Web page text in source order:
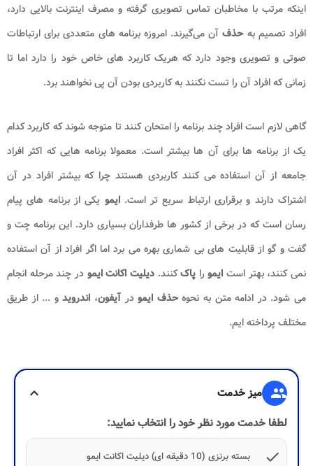
اینکه مرتب با مخاطبان تماس تصویری گرفته و مصرف اینترنت بالایی دارد،
افراد تصمیم بهحذفآن می‌گیرند. امروزه برنامه های متعددی برای ارتباطات
صوتی و تصویری وجود دارد که هریک کاربرد های خاص خود را دارد اما تا
زمانی که افراد آن را تست نکنند به کاربردی بودن آن پی نخواهند برد.
گاهی لازم است افراد چند برنامه را امتحان کنند تا متوجه شوند که کاربرد کدام
یک از برنامه ها برای آن ها بیشتر است. معمولا برنامه هایی که اکثر افراد
جامعه از آن استفاده می کنند کاربردی هستند چرا که بیشتر افراد در آن
اشتراک دارند و برقراری ارتباط سریع تر است.ایمو یکی از برنامه های پیام
رسان است که در برخی از کشور ها طرفداران بسیاری دارد. این برنامه چت و
گفت و گو از قابلیت های بی شماری بهره می برد اما اگر افراد از آن استفاده
نمی کنند،‌ بهتر است ایمو را پاککنند.دیلیت اکانت ایمودر چند مرحله انجام
می شود. در ادامه متن به نحوهحذف ایمودر آیفون، اندرویدو ... از طریق
مختلف پرداخته ایم.
group میز خدمت
expand_more
لطفا خدمت مورد نظر خود را انتخاب نمایید:
check
بسته برنزی (10 دقیقه ای) دیلیت اکانت ایمو